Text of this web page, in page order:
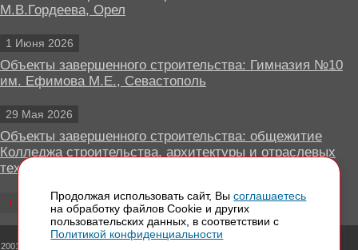
М.В.Гордеева, Орел
1 Июня 2026
Объекты завершенного строительства: Гимназия №10
им. Ефимова М.Е., Севастополь
29 Мая 2026
Объекты завершенного строительства: общежитие
Колледжа строительства, архитектуры и отраслевых
технологий, Липецк
Все новости
- 2026 Вентилируемые фасады КРАСПАН
Продолжая использовать сайт, Высоглашаетесь
на обработку файлов Сookie и других
пользовательских данных, в соответствии с
Политикой конфиденциальности